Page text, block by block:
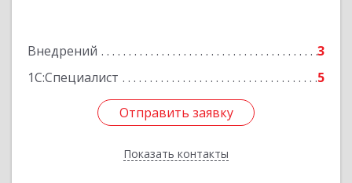
Внедрений
3
1С:Специалист
5
Отправить заявку
Показать контакты
Отправить заявку
Назад